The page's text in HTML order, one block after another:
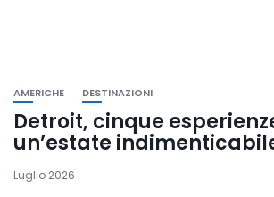
AMERICHE DESTINAZIONI
Detroit, cinque
un’estate
Luglio 2026